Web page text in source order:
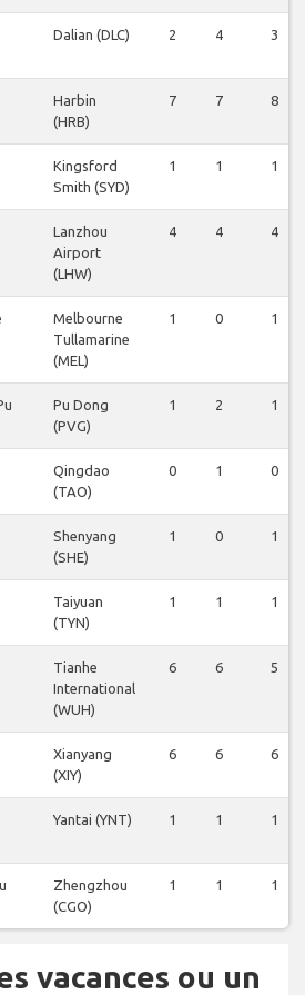
Dalian (DLC) 2 4 3
Harbin
(HRB)
7 7 8
Kingsford
Smith (SYD)
1 1 1
Lanzhou
Airport
(LHW)
4 4 4
Melbourne
Tullamarine
(MEL)
1 0 1
Pu Dong
(PVG)
1 2 1
Qingdao
(TAO)
0 1 0
Shenyang
(SHE)
1 0 1
Taiyuan
(TYN)
1 1 1
Tianhe
International
(WUH)
6 6 5
Xianyang
(XIY)
6 6 6
Yantai (YNT) 1 1 1
Zhengzhou
(CGO)
1 1 1
vacances ou un